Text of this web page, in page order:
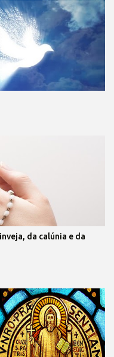
da calúnia e da